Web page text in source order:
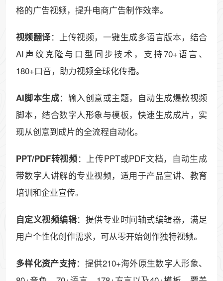
格的广告视频，提升电商广告制作效率。
视频翻译：上传视频，一键生成多语言版本，结合
AI声纹克隆与口型同步技术，支持70+语言、
180+口音，助力视频全球化传播。
AI脚本生成：输入创意或主题，自动生成爆款视频
脚本，结合数字人形象与模板，快速生成成片，实
现从创意到成片的全流程自动化。
PPT/PDF转视频：上传PPT或PDF文档，自动生成
带数字人讲解的专业视频，适用于产品宣讲、教育
培训和企业宣传。
自定义视频编辑：提供专业时间轴式编辑器，满足
用户个性化创作需求，可从零开始创作独特视频。
多样化资产支持：提供210+海外原生数字人形象、